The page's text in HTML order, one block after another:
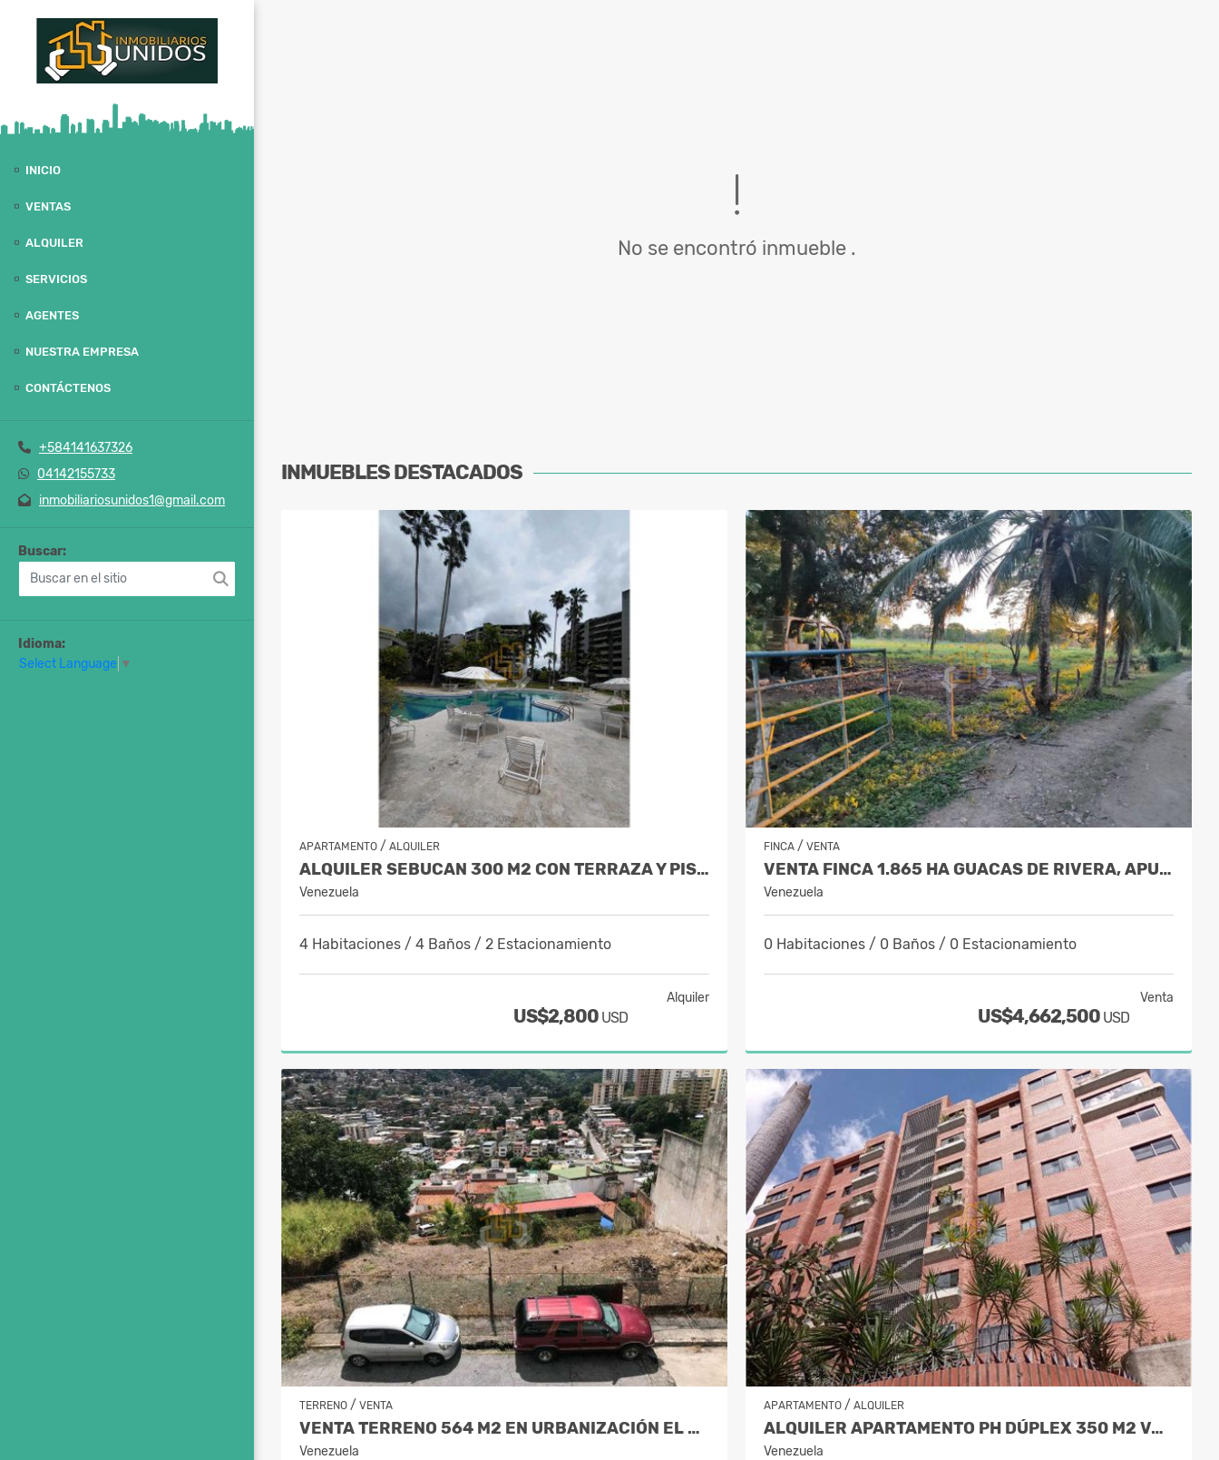
INICIO
VENTAS
ALQUILER
SERVICIOS
AGENTES
NUESTRA EMPRESA
CONTÁCTENOS
+584141637326
04142155733
inmobiliariosunidos1@gmail.com
Buscar:
Idioma:
Select Language ▼
No se encontró inmueble .
INMUEBLESDESTACADOS
APARTAMENTO / ALQUILER
ALQUILER SEBUCAN 300 M2 CON TERRAZA Y PISCINA.
Venezuela
4 Habitaciones / 4 Baños / 2 Estacionamiento
Alquiler
US$2,800 USD
FINCA / VENTA
VENTA FINCA 1.865 HA GUACAS DE RIVERA, APURE
Venezuela
0 Habitaciones / 0 Baños / 0 Estacionamiento
Venta
US$4,662,500 USD
TERRENO / VENTA
VENTA TERRENO 564 M2 EN URBANIZACIÓN EL LLANITO
Venezuela
APARTAMENTO / ALQUILER
ALQUILER APARTAMENTO PH DÚPLEX 350 M2 VALLE ARRIBA
Venezuela